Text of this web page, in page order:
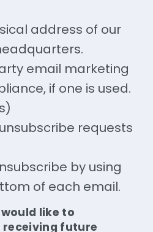
address of our
email marketing
if one is used.
requests
by using
of each email.
like to
future